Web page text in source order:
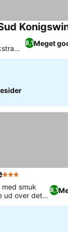
8,1Meget
3 Stjerner
8,1
smuk
ud over det